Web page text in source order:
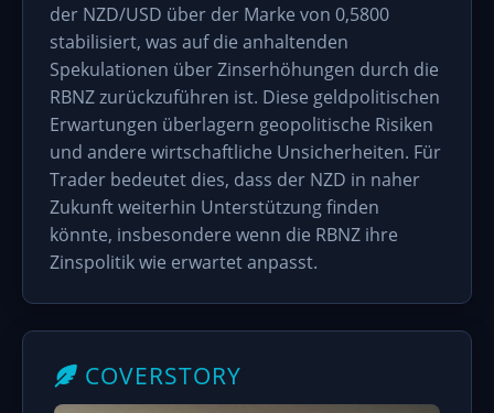
der NZD/USD über der Marke von 0,5800
stabilisiert, was auf die anhaltenden
Spekulationen über Zinserhöhungen durch die
RBNZ zurückzuführen ist. Diese geldpolitischen
Erwartungen überlagern geopolitische Risiken
und andere wirtschaftliche Unsicherheiten. Für
Trader bedeutet dies, dass der NZD in naher
Zukunft weiterhin Unterstützung finden
könnte, insbesondere wenn die RBNZ ihre
Zinspolitik wie erwartet anpasst.
COVERSTORY